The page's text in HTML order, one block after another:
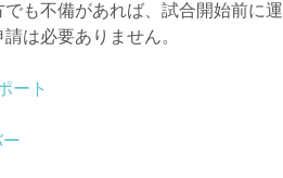
でも不備があれば、試合開始前に
は必要ありません。
ート